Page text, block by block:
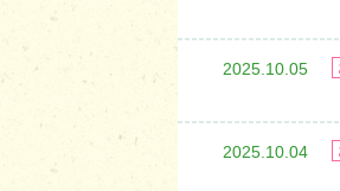
2025.10.05
2025.10.04